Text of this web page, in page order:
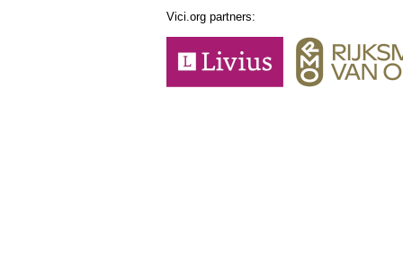
Vici.org partners: